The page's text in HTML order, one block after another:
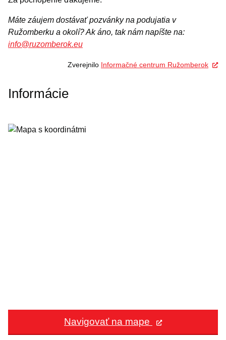
Máte záujem dostávať pozvánky na podujatia v
Ružomberku a okolí? Ak áno, tak nám napíšte na:
info@ruzomberok.eu
Zverejnilo Informačné centrum Ružomberok
Informácie
Navigovať na mape